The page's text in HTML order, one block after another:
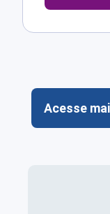
Acesse